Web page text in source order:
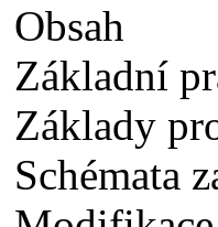
Obsah
Základní
Základy
Schémata